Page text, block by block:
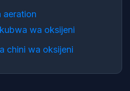
aeration
wa oksijeni
chini wa oksijeni